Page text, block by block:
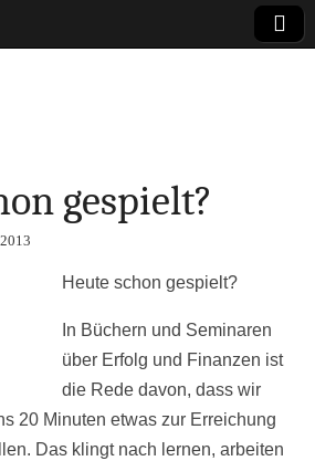
, Vertrieb-
Tipps
gespielt?
Heute schon gespielt?
In Büchern und Seminaren
über Erfolg und Finanzen ist
die Rede davon, dass wir
20 Minuten etwas zur Erreichung
Das klingt nach lernen, arbeiten